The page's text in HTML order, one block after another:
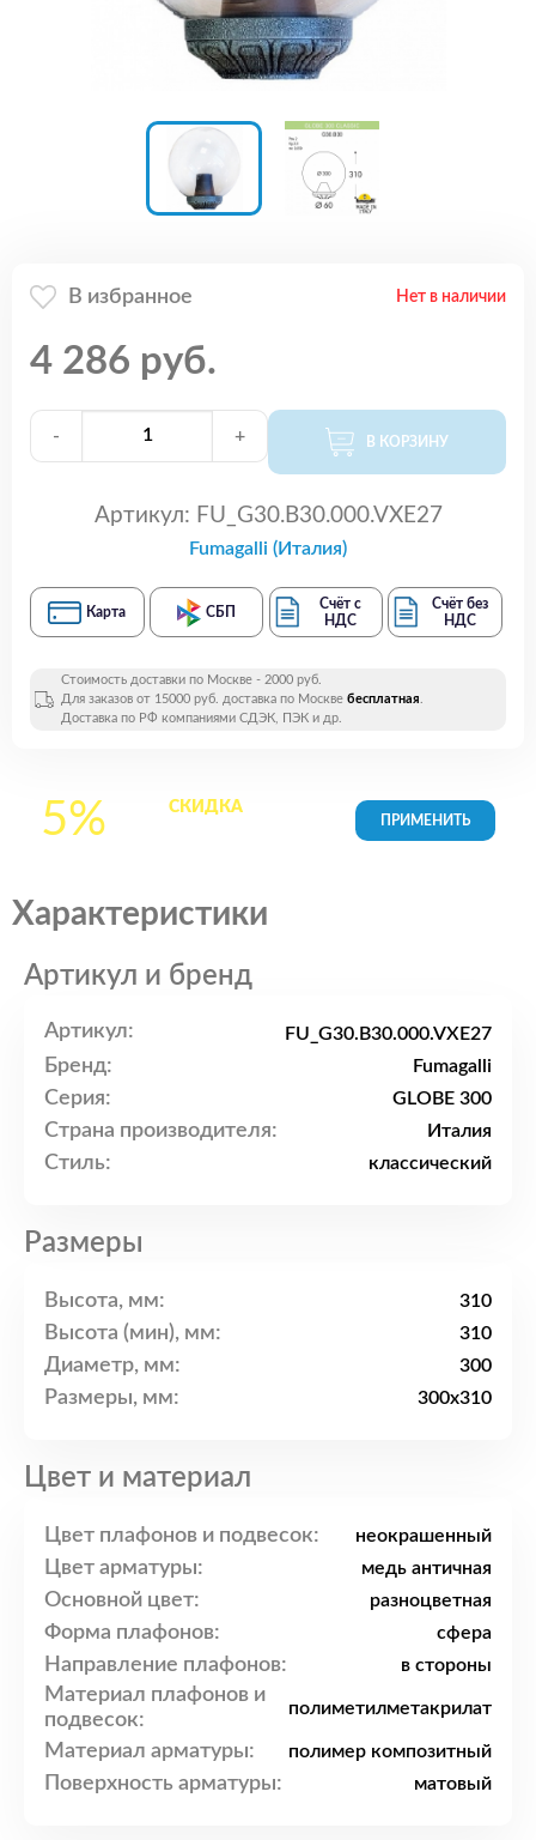
В избранное Нет в наличии
4 286 руб.
- + В КОРЗИНУ
Артикул: FU_G30.B30.000.VXE27
Fumagalli (Италия)
Карта СБП
Счёт с
НДС
Счёт без
НДС
Стоимость доставки по Москве - 2000 руб.
Для заказов от 15000 руб. доставка по Москве бесплатная.
Доставка по РФ компаниями СДЭК, ПЭК и др.
5% СКИДКАна все
Характеристики
Артикул и бренд
Артикул: FU_G30.B30.000.VXE27
Бренд: Fumagalli
Серия: GLOBE 300
Страна производителя: Италия
Стиль: классический
Размеры
Высота, мм: 310
Высота (мин), мм: 310
Диаметр, мм: 300
Размеры, мм: 300x310
Цвет и материал
Цвет плафонов и подвесок: неокрашенный
Цвет арматуры: медь античная
Основной цвет: разноцветная
Форма плафонов: сфера
Направление плафонов: в стороны
Материал плафонов и
подвесок:
полиметилметакрилат
Материал арматуры: полимер композитный
Поверхность арматуры: матовый